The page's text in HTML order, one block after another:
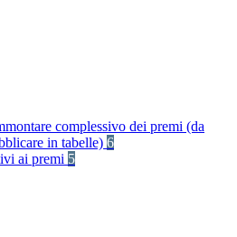
complessivo dei premi (da
in tabelle) 6
ai premi 5